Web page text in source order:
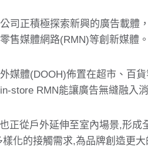
司 正積極探索新興的廣告載體
售媒體網路(RMN)等創新媒體。
媒體(DOOH)佈置在超市、百
store RMN能讓廣告無縫融入
正從戶外延伸至室內場景,形成
化的接觸需求,為品牌創造更大